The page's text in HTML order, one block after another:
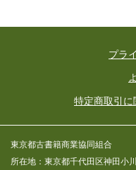
プラ
特定商取引
東京都古書籍商業協同組合
所在地：東京都千代田区神田